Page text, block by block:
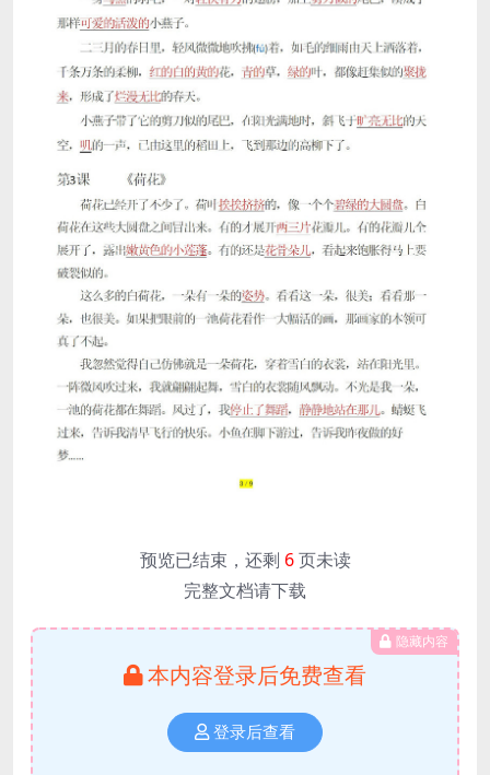
预览已结束，还剩 6页未读
完整文档请下载
隐藏内容
本内容登录后免费查看
登录后查看